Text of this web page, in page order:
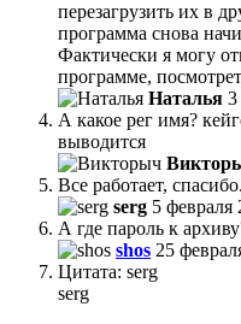
перезагрузить их в
программа снова
Фактически я могу
программе,
Наталья 3
А какое рег имя?
выводится
Все работает, спасибо.
serg 5 февраля
А где пароль к
shos 25
Цитата: serg
serg